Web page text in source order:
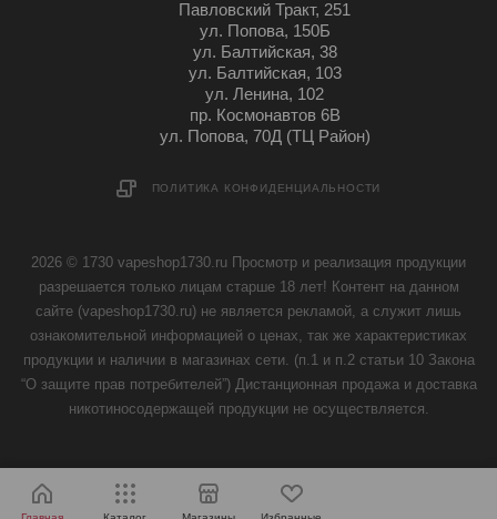
Павловский Тракт, 251
ул. Попова, 150Б
ул. Балтийская, 38
ул. Балтийская, 103
ул. Ленина, 102
пр. Космонавтов 6В
ул. Попова, 70Д (ТЦ Район)
ПОЛИТИКА КОНФИДЕНЦИАЛЬНОСТИ
2026 © 1730 vapeshop1730.ru Просмотр и реализация продукции
разрешается только лицам старше 18 лет! Контент на данном
сайте (vapeshop1730.ru) не является рекламой, а служит лишь
ознакомительной информацией о ценах, так же характеристиках
продукции и наличии в магазинах сети. (п.1 и п.2 статьи 10 Закона
“О защите прав потребителей”) Дистанционная продажа и доставка
никотиносодержащей продукции не осуществляется.